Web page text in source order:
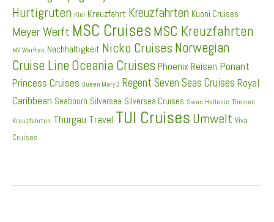
Hurtigruten Kiel Kreuzfahrt Kreuzfahrten Kuoni Cruises
Meyer Werft MSC Cruises MSC Kreuzfahrten
MV Werften Nachhaltigkeit Nicko Cruises Norwegian
Cruise Line Oceania Cruises Phoenix Reisen Ponant
Princess Cruises Queen Mary 2 Regent Seven Seas Cruises Royal
Caribbean Seabourn Silversea Silversea Cruises Swan Hellenic Themen
Kreuzfahrten Thurgau Travel TUI Cruises Umwelt Viva
Cruises